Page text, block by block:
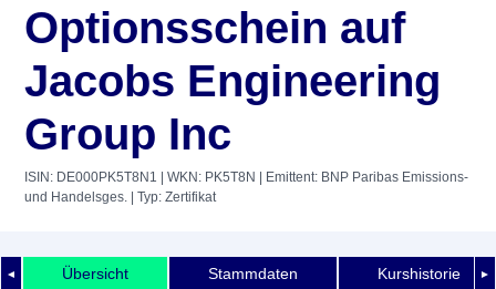
Optionsschein auf
Jacobs Engineering
Group Inc
ISIN: DE000PK5T8N1 | WKN: PK5T8N
| Emittent: BNP Paribas Emissions-
und Handelsges. | Typ: Zertifikat
◄ ►
Übersicht Stammdaten Kurshistorie